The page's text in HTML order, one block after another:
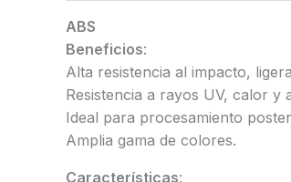
ABS
Beneficios:
Alta resistencia al impacto,
Resistencia a rayos UV, calor y
Ideal para procesamiento
Amplia gama de colores.
Características: